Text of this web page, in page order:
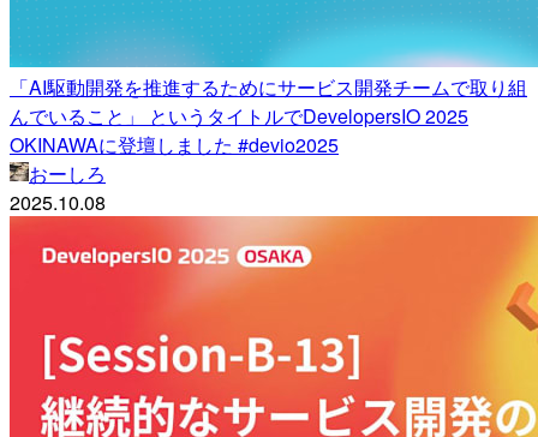
「AI駆動開発を推進するためにサービス開発チームで取り組
んでいること」 というタイトルでDevelopersIO 2025
OKINAWAに登壇しました #devio2025
おーしろ
2025.10.08